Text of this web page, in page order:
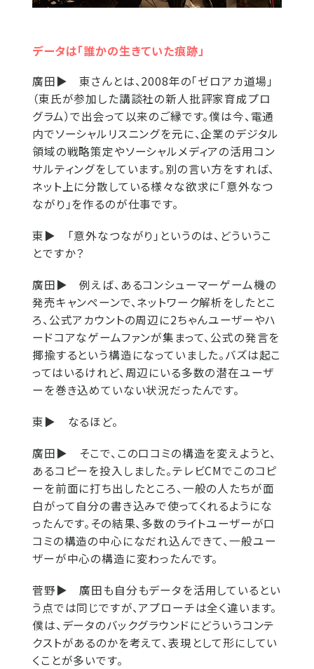
データは「誰かの生きていた痕跡」
廣田▶ 東さんとは、2008年の「ゼロアカ道場」
（東氏が参加した講談社の新人批評家育成プロ
グラム）で出会って以来のご縁です。僕は今、電通
内でソーシャルリスニングを元に、企業のデジタル
領域の戦略策定やソーシャルメディアの活用コン
サルティングをしています。別の言い方をすれば、
ネット上に分散している様々な欲求に「意外なつ
ながり」を作るのが仕事です。
東▶ 「意外なつながり」というのは、どういうこ
とですか？
廣田▶ 例えば、あるコンシューマーゲーム機の
発売キャンペーンで、ネットワーク解析をしたとこ
ろ、公式アカウントの周辺に2ちゃんユーザーやハ
ードコアなゲームファンが集まって、公式の発言を
揶揄するという構造になっていました。バズは起こ
ってはいるけれど、周辺にいる多数の潜在ユーザ
ーを巻き込めていない状況だったんです。
東▶ なるほど。
廣田▶ そこで、この口コミの構造を変えようと、
あるコピーを投入しました。テレビCMでこのコピ
ーを前面に打ち出したところ、一般の人たちが面
白がって自分の書き込みで使ってくれるようにな
ったんです。その結果、多数のライトユーザーが口
コミの構造の中心になだれ込んできて、一般ユー
ザーが中心の構造に変わったんです。
菅野▶ 廣田も自分もデータを活用しているとい
う点では同じですが、アプローチは全く違います。
僕は、データのバックグラウンドにどういうコンテ
クストがあるのかを考えて、表現として形にしてい
くことが多いです。